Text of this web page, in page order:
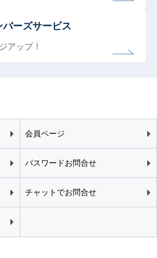
ーズサービス
アップ！
会員ページ
パスワードお問合せ
チャットでお問合せ